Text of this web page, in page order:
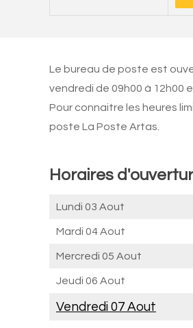
Le bureau de poste est
vendredi de 09h00 à 12h00
Pour connaitre les heures
poste La Poste Artas.
Horaires
Lundi 03 Aout
Mardi 04 Aout
Mercredi 05 Aout
Jeudi 06 Aout
Vendredi 07 Aout